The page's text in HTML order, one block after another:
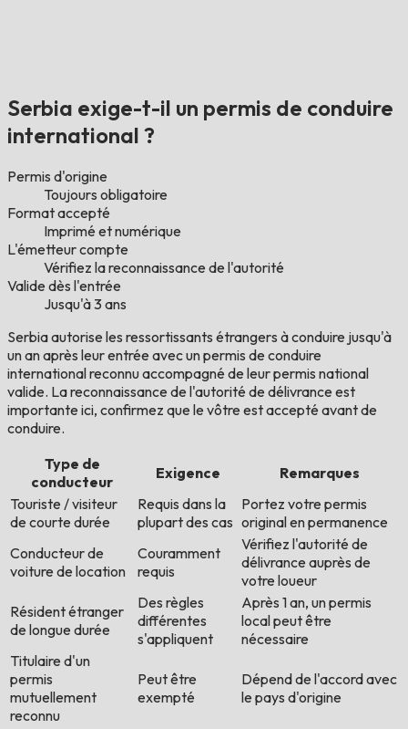
Serbia exige-t-il un permis de conduire
international ?
Permis d'origine
Toujours obligatoire
Format accepté
Imprimé et numérique
L'émetteur compte
Vérifiez la reconnaissance de l'autorité
Valide dès l'entrée
Jusqu'à 3 ans
Serbia autorise les ressortissants étrangers à conduire jusqu'à
un an après leur entrée avec un permis de conduire
international reconnu accompagné de leur permis national
valide. La reconnaissance de l'autorité de délivrance est
importante ici, confirmez que le vôtre est accepté avant de
conduire.
Type de
conducteur
Exigence
Remarques
Touriste / visiteur
de courte durée
Requis dans la
plupart des cas
Portez votre permis
original en permanence
Conducteur de
voiture de location
Couramment
requis
Vérifiez l'autorité de
délivrance auprès de
votre loueur
Résident étranger
de longue durée
Des règles
différentes
s'appliquent
Après 1 an, un permis
local peut être
nécessaire
Titulaire d'un
permis
mutuellement
reconnu
Peut être
exempté
Dépend de l'accord avec
le pays d'origine